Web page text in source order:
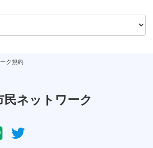
ク規約
民ネットワーク